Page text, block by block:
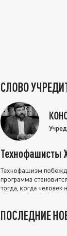
СЛОВО
Технофашисты
Технофашизм
программа
тогда, когда человек
ПОСЛЕДНИЕ